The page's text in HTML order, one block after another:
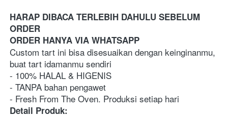
HARAP DIBACA TERLEBIH DAHULU SEBELUM
ORDER
ORDER HANYA VIA WHATSAPP
Custom tart ini bisa disesuaikan dengan keinginanmu,
buat tart idamanmu sendiri
- 100% HALAL & HIGENIS
- TANPA bahan pengawet
- Fresh From The Oven. Produksi setiap hari
Detail Produk: